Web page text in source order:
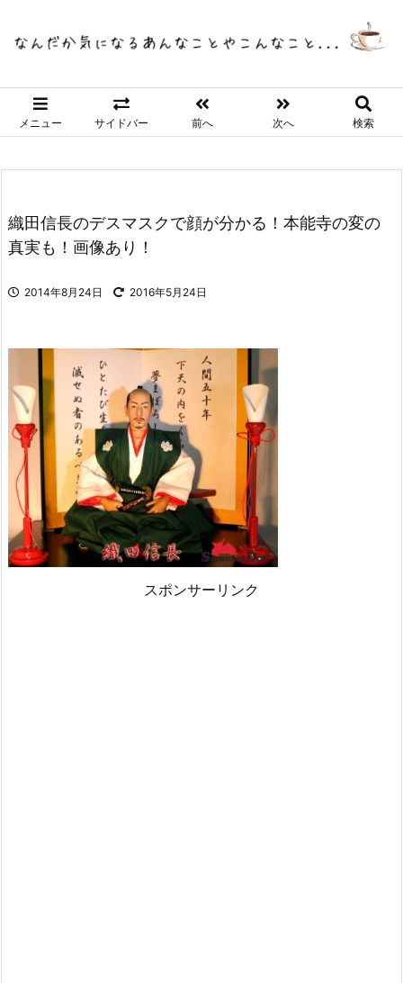
メニュー サイドバー 前へ 次へ 検索
織田信長のデスマスクで顔が分かる！本能寺の変の
真実も！画像あり！
2014年8月24日 2016年5月24日
スポンサーリンク